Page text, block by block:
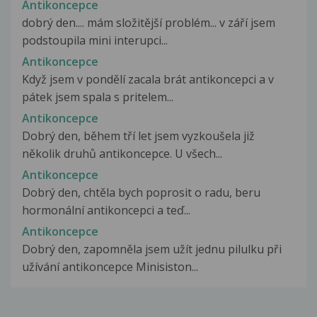
Antikoncepce
dobrý den.... mám složitější problém... v září jsem
podstoupila mini interupci...
Antikoncepce
Když jsem v pondělí zacala brát antikoncepci a v
pátek jsem spala s pritelem...
Antikoncepce
Dobrý den, během tří let jsem vyzkoušela již
několik druhů antikoncepce. U všech...
Antikoncepce
Dobrý den, chtěla bych poprosit o radu, beru
hormonální antikoncepci a teď...
Antikoncepce
Dobrý den, zapomněla jsem užít jednu pilulku při
užívání antikoncepce Minisiston...